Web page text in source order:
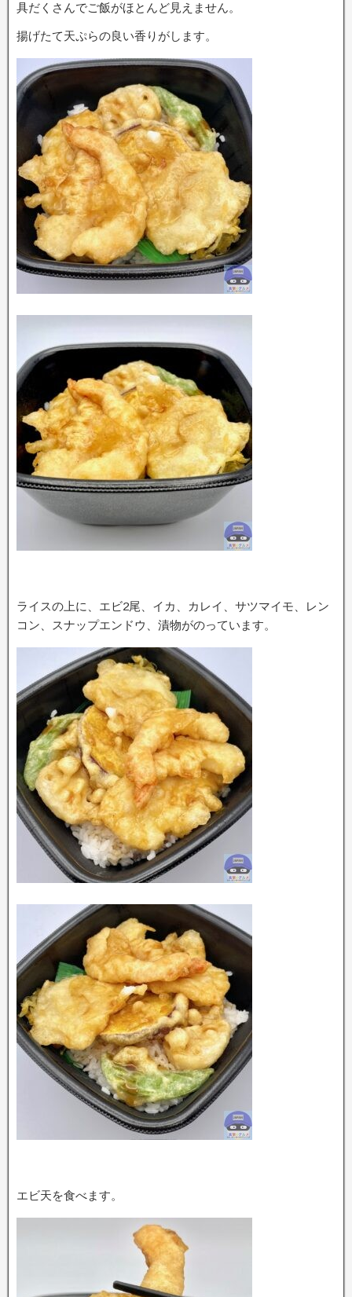
具だくさんでご飯がほとんど見えません。
揚げたて天ぷらの良い香りがします。
ライスの上に、エビ2尾、イカ、カレイ、サツマイモ、レン
コン、スナップエンドウ、漬物がのっています。
エビ天を食べます。